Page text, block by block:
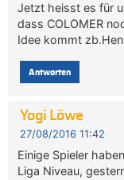
Jetzt heisst es für
dass COLOMER
Idee kommt
Antworten
Yogi Löwe
27/08/2016 11:42
Einige Spieler
Liga Niveau,